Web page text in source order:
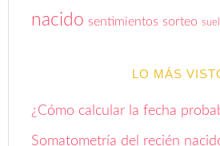
nacido sentimientos sorteo
LO MÁS
¿Cómo calcular la fecha
Somatometría del recién